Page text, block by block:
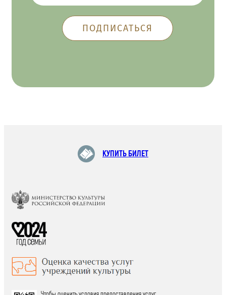
КУПИТЬ БИЛЕТ